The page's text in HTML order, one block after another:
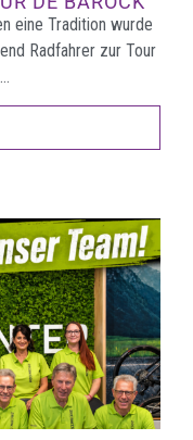
eine Tradition wurde
Radfahrer zur Tour